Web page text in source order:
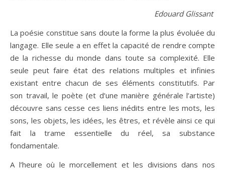
Edouard Glissant
La poésie constitue sans doute la forme la plus évoluée du
langage. Elle seule a en effet la capacité de rendre compte
de la richesse du monde dans toute sa complexité. Elle
seule peut faire état des relations multiples et infinies
existant entre chacun de ses éléments constitutifs. Par
son travail, le poète (et d’une manière générale l’artiste)
découvre sans cesse ces liens inédits entre les mots, les
sons, les objets, les idées, les êtres, et révèle ainsi ce qui
fait la trame essentielle du réel, sa substance
fondamentale.
A l’heure où le morcellement et les divisions dans nos